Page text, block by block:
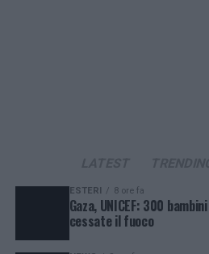
ESTERI 8 ore fa
Gaza, UNICEF: 300
cessate il fuoco